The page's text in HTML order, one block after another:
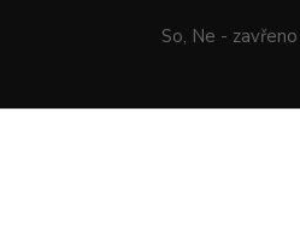
So, Ne - zavřeno